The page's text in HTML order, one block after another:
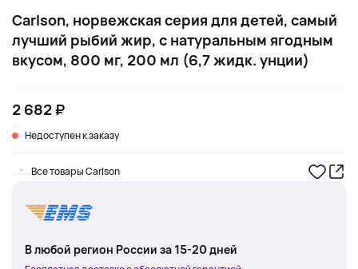
Carlson, норвежская серия для детей, самый
лучший рыбий жир, с натуральным ягодным
вкусом, 800 мг, 200 мл (6,7 жидк. унции)
2 682 ₽
Недоступен к заказу
Все товары Carlson
В любой регион России за 15-20 дней